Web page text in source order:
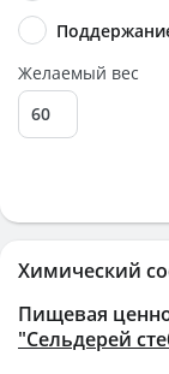
Химический
Пищевая
"Сельдерей
Желаемый вес